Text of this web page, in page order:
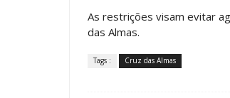
As restrições visam evitar
das Almas.
Tags : Cruz das Almas